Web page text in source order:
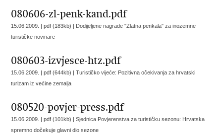
080606-zl-penk-kand.pdf
15.06.2009. | pdf (183kb) | Dodijeljene nagrade "Zlatna penkala" za inozemne
turističke novinare
080603-izvjesce-htz.pdf
15.06.2009. | pdf (644kb) |Turističko vijeće: Pozitivna očekivanja za hrvatski
turizam iz većine zemalja
080520-povjer-press.pdf
15.06.2009. | pdf (101kb) |Sjednica Povjerenstva za turističku sezonu: Hrvatska
spremno dočekuje glavni dio sezone